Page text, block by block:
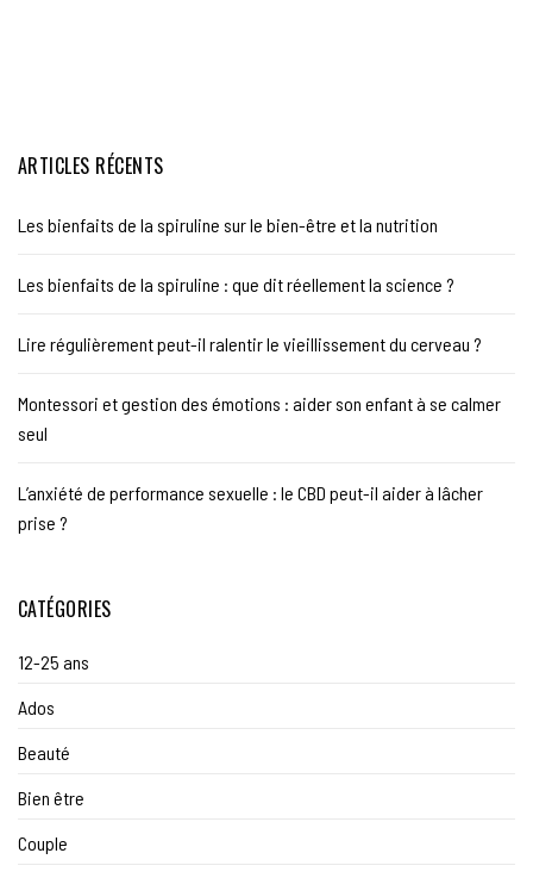
ARTICLES RÉCENTS
Les bienfaits de la spiruline sur le bien-être et la nutrition
Les bienfaits de la spiruline : que dit réellement la science ?
Lire régulièrement peut-il ralentir le vieillissement du cerveau ?
Montessori et gestion des émotions : aider son enfant à se calmer
seul
L’anxiété de performance sexuelle : le CBD peut-il aider à lâcher
prise ?
CATÉGORIES
12-25 ans
Ados
Beauté
Bien être
Couple